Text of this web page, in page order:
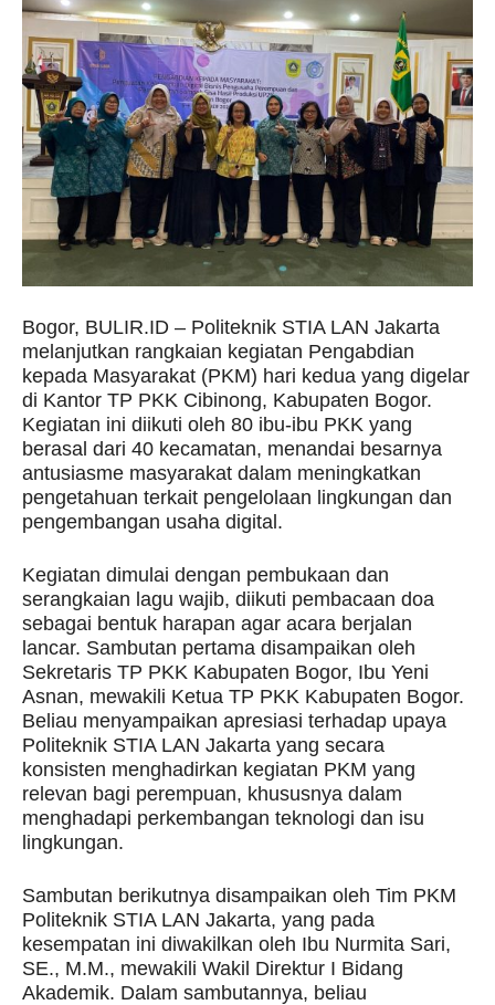
Bogor, BULIR.ID – Politeknik STIA LAN Jakarta
melanjutkan rangkaian kegiatan Pengabdian
kepada Masyarakat (PKM) hari kedua yang digelar
di Kantor TP PKK Cibinong, Kabupaten Bogor.
Kegiatan ini diikuti oleh 80 ibu-ibu PKK yang
berasal dari 40 kecamatan, menandai besarnya
antusiasme masyarakat dalam meningkatkan
pengetahuan terkait pengelolaan lingkungan dan
pengembangan usaha digital.
Kegiatan dimulai dengan pembukaan dan
serangkaian lagu wajib, diikuti pembacaan doa
sebagai bentuk harapan agar acara berjalan
lancar. Sambutan pertama disampaikan oleh
Sekretaris TP PKK Kabupaten Bogor, Ibu Yeni
Asnan, mewakili Ketua TP PKK Kabupaten Bogor.
Beliau menyampaikan apresiasi terhadap upaya
Politeknik STIA LAN Jakarta yang secara
konsisten menghadirkan kegiatan PKM yang
relevan bagi perempuan, khususnya dalam
menghadapi perkembangan teknologi dan isu
lingkungan.
Sambutan berikutnya disampaikan oleh Tim PKM
Politeknik STIA LAN Jakarta, yang pada
kesempatan ini diwakilkan oleh Ibu Nurmita Sari,
SE., M.M., mewakili Wakil Direktur I Bidang
Akademik. Dalam sambutannya, beliau